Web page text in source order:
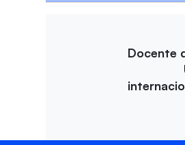
Docente